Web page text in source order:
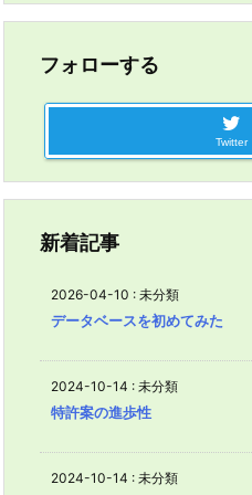
フォローする
Twitter
新着記事
2026-04-10 : 未分類
データベースを初めてみた
2024-10-14 : 未分類
特許案の進歩性
2024-10-14 : 未分類